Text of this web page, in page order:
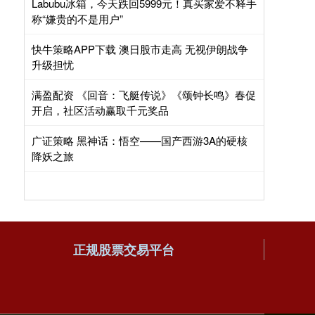
Labubu冰箱，今天跌回5999元！真买家爱不释手
称“嫌贵的不是用户”
快牛策略APP下载 澳日股市走高 无视伊朗战争
升级担忧
满盈配资 《回音：飞艇传说》《颂钟长鸣》春促
开启，社区活动赢取千元奖品
广证策略 黑神话：悟空——国产西游3A的硬核
降妖之旅
正规股票交易平台